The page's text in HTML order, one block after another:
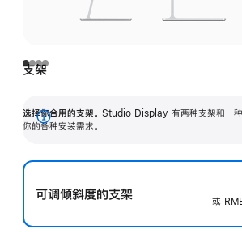
支架
选择你合用的支架。 Studio Display 有两种支架和一种
你的各种安装需求。
展
可调倾斜度的支架
或